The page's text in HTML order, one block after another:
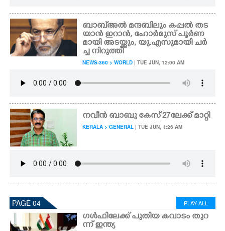
ബാബ്അൽ മന്ദബിലും കപ്പൽ തട
യാൻ ഇറാൻ, ഹോർമുസ് പൂർണ
മായി അടയ്ക്കും, യു.എസുമായി ചർ
ച്ച നിറുത്തി
NEWS-360 > WORLD | TUE JUN, 12:00 AM
നവീൻ ബാബു കേസ് 27ലേക്ക് മാറ്റി
KERALA > GENERAL | TUE JUN, 1:26 AM
PAGE 04 PLAY ALL
ഗൾഫിലേക്ക് പുതിയ കവാടം തുറ
ന്ന് ഇന്ത്യ